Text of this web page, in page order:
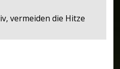
vermeiden die Hitze